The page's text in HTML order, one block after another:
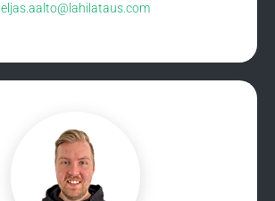
eljas.aalto@lahilataus.com